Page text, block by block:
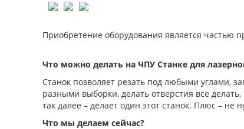
Приобретение оборудования является частью
Что можно делать на ЧПУ Станке для
Станок позволяет резать под любыми углами,
разными выборки, делать отверстия все
так далее – делает один этот станок. Плюс – не
Что мы делаем сейчас?